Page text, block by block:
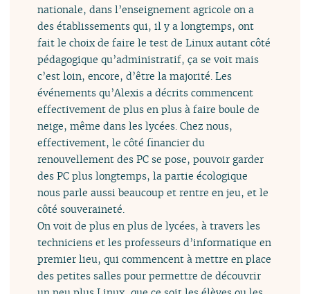
nationale, dans l’enseignement agricole on a
des établissements qui, il y a longtemps, ont
fait le choix de faire le test de Linux autant côté
pédagogique qu’administratif, ça se voit mais
c’est loin, encore, d’être la majorité. Les
événements qu’Alexis a décrits commencent
effectivement de plus en plus à faire boule de
neige, même dans les lycées. Chez nous,
effectivement, le côté financier du
renouvellement des PC se pose, pouvoir garder
des PC plus longtemps, la partie écologique
nous parle aussi beaucoup et rentre en jeu, et le
côté souveraineté.
On voit de plus en plus de lycées, à travers les
techniciens et les professeurs d’informatique en
premier lieu, qui commencent à mettre en place
des petites salles pour permettre de découvrir